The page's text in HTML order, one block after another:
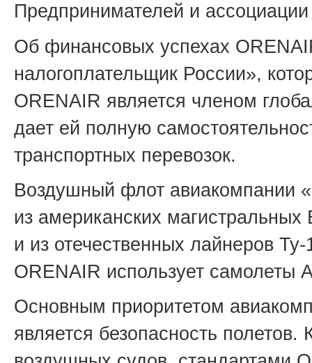
Предпринимателей и
Об финансовых успехах
налогоплательщик России»,
ORENAIR является членом
дает ей полную
транспортных перевозок.
Воздушный флот авиакомпании
из американских
и из отечественных лайнеров
ORENAIR использует
Основным приоритетом
является безопасность полетов.